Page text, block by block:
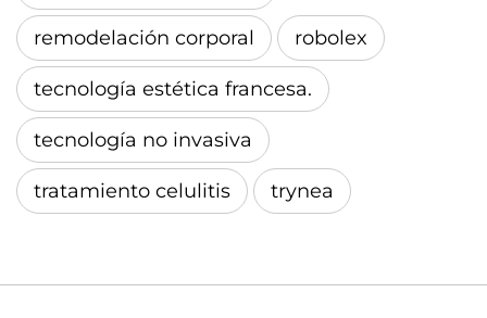
remodelación corporal robolex
tecnología estética francesa.
tecnología no invasiva
tratamiento celulitis trynea